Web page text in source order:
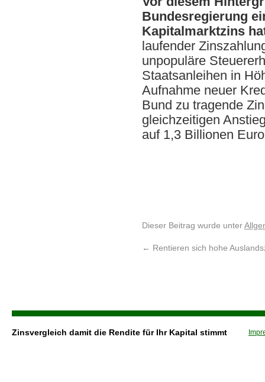
Bundesregierung
Kapitalmarktzins
laufender
unpopuläre
Staatsanleihen in
Aufnahme neuer
Bund zu tragende
gleichzeitigen
auf 1,3 Billionen
Dieser Beitrag wurde unter
← Rentieren sich hohe
Zinsvergleich damit die Rendite für Ihr Kapital stimmt